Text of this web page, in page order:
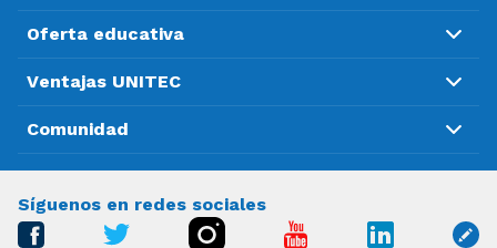
Oferta educativa
Ventajas UNITEC
Comunidad
Síguenos en redes sociales